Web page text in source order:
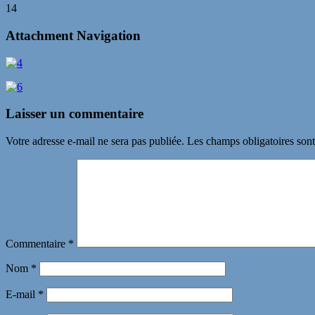
14
Attachment Navigation
Laisser un commentaire
Votre adresse e-mail ne sera pas publiée. Les champs obligatoires
Commentaire *
Nom *
E-mail *